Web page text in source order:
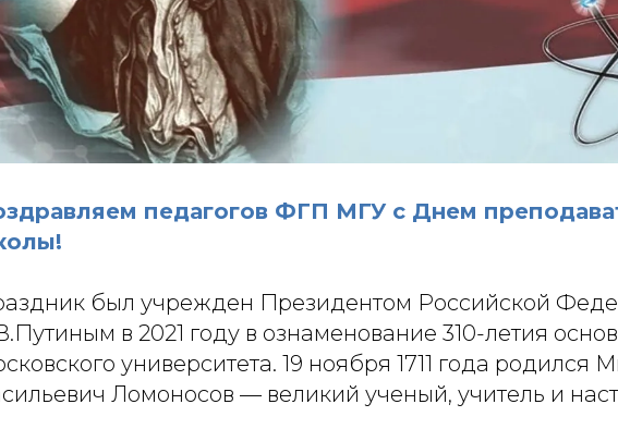
педагогов ФГП МГУ с Днем
был учрежден Президентом Российской
в 2021 году в ознаменование 310-летия
университета. 19 ноября 1711 года родился
Ломоносов — великий ученый, учитель и